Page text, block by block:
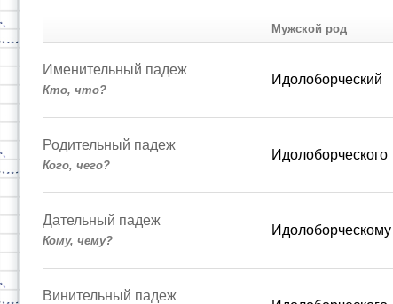
Мужской род
Именительный падеж
Кто, что?
Идолоборческий
Родительный падеж
Кого, чего?
Идолоборческого
Дательный падеж
Кому, чему?
Идолоборческому
Винительный падеж